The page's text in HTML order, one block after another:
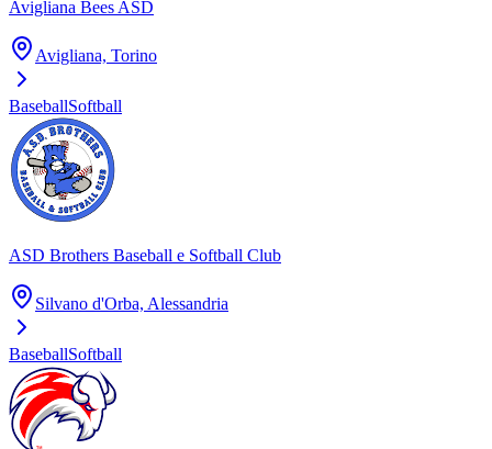
Avigliana Bees ASD
Avigliana, Torino
BaseballSoftball
ASD Brothers Baseball e Softball Club
Silvano d'Orba, Alessandria
BaseballSoftball